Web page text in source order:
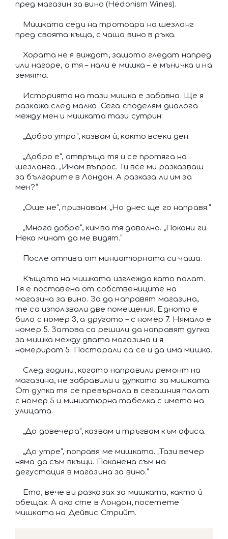
пред магазин за вино (Hedonism Wines).
Мишката седи на тротоара на шезлонг
пред своята къща, с чаша вино в ръка.
Хората не я виждат, защото гледат напред
или нагоре, а тя – нали е мишка – е мъничка и на
земята.
Историята на тази мишка е забавна. Ще я
разкажа след малко. Сега споделям диалога
между мен и мишката тази сутрин:
„Добро утро“, казвам ѝ, както всеки ден.
„Добро е“, отвръща тя и се протяга на
шезлонга. „Имам въпрос. Ти все ми разказваш
за българите в Лондон. А разказа ли им за
мен?“
„Още не“, признавам. „Но днес ще го направя.“
„Много добре“, кимва тя доволно. „Покани ги.
Нека минат да ме видят.“
После отпива от миниатюрната си чаша.
Къщата на мишката изглежда като палат.
Тя е поставена от собствениците на
магазина за вино. За да направят магазина,
те са използвали две помещения. Едното е
било с номер 3, а другото – с номер 7. Нямало е
номер 5. Затова са решили да направят дупка
за мишка между двата магазина и я
номерират 5. Постарали са се и да има мишка.
След години, когато направили ремонт на
магазина, не забравили и дупката за мишката.
От дупка тя се превърнала в сегашния палат
с номер 5 и миниатюрна табелка с името на
улицата.
„До довечера“, казвам и тръгвам към офиса.
„До утре“, поправя ме мишката. „Тази вечер
няма да съм вкъщи. Поканена съм на
дегустация в магазина за вино.“
Ето, вече ви разказах за мишката, както ѝ
обещах. А ако сте в Лондон, посетете
мишката на Дейвис Стрийт.